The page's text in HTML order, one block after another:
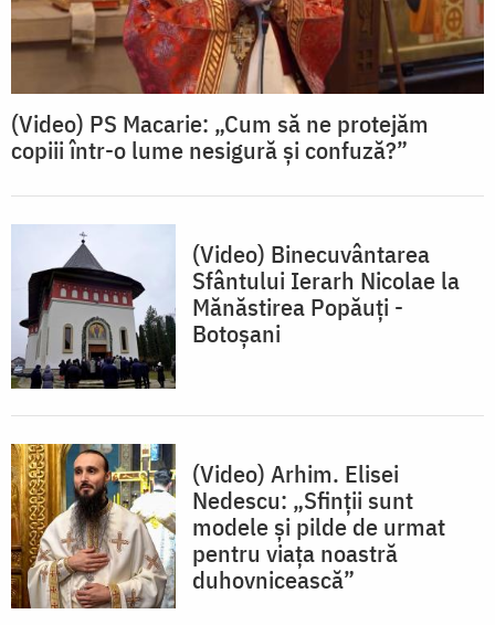
(Video) PS Macarie: „Cum să ne protejăm
copiii într-o lume nesigură și confuză?”
(Video) Binecuvântarea
Sfântului Ierarh Nicolae la
Mănăstirea Popăuți -
Botoșani
(Video) Arhim. Elisei
Nedescu: „Sfinții sunt
modele și pilde de urmat
pentru viața noastră
duhovnicească”